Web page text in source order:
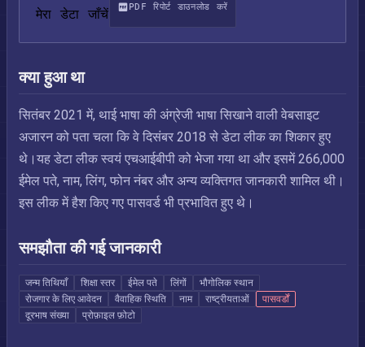
मेरा डेटा जाँचें PDF रिपोर्ट डाउनलोड करें
क्या हुआ था
सितंबर 2021 में, थाई भाषा की अंग्रेजी भाषा सिखाने वाली वेबसाइट
अजारन को पता चला कि वे दिसंबर 2018 से डेटा लीक का शिकार हुए
थे।यह डेटा लीक स्वयं एचआईबीपी को भेजा गया था और इसमें 266,000
ईमेल पते, नाम, लिंग, फोन नंबर और अन्य व्यक्तिगत जानकारी शामिल थी।
इस लीक में हैश किए गए पासवर्ड भी प्रभावित हुए थे।
समझौता की गई जानकारी
जन्म तिथियाँ शिक्षा स्तर ईमेल पते लिंगों
भौगोलिक स्थान
रोजगार के लिए आवेदन
वैवाहिक स्थिति नाम राष्ट्रीयताओं
पासवर्डों
दूरभाष संख्या
प्रोफ़ाइल फ़ोटो